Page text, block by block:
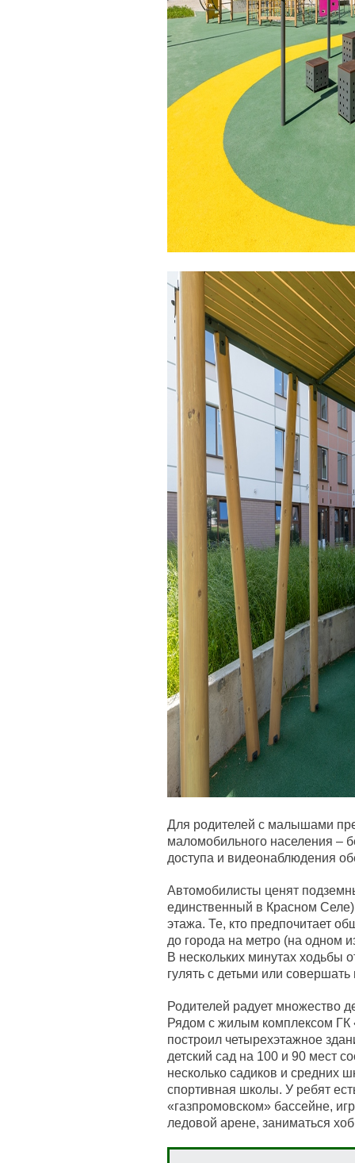
Для родителей с малышами
маломобильного населения –
доступа и видеонаблюдения
Автомобилисты ценят
единственный в Красном
этажа. Те, кто предпочитает
до города на метро (на одном
В нескольких минутах ходьбы
гулять с детьми или
Родителей радует множество
Рядом с жилым комплексом ГК
построил четырехэтажное
детский сад на 100 и 90 мест
несколько садиков и средних
спортивная школы. У ребят
«газпромовском» бассейне,
ледовой арене, заниматься